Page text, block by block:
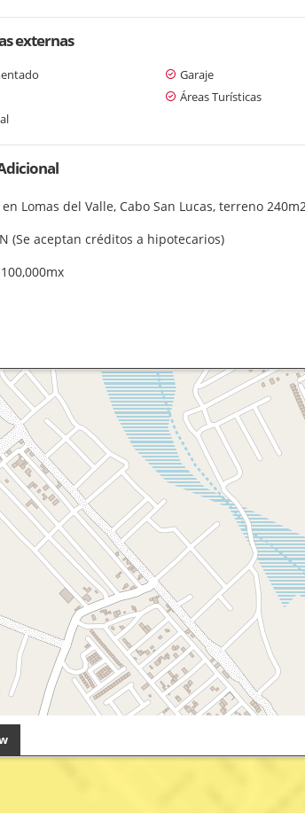
externas
Garaje
Áreas Turísticas
en Lomas del Valle, Cabo San Lucas, terreno
(Se aceptan créditos a hipotecarios)